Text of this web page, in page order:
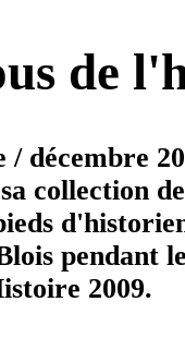
de
/ décembre
collection
pendant
2009.